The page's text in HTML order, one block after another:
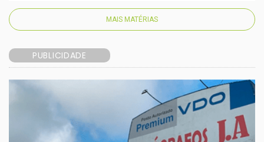
MAIS MATÉRIAS
PUBLICIDADE